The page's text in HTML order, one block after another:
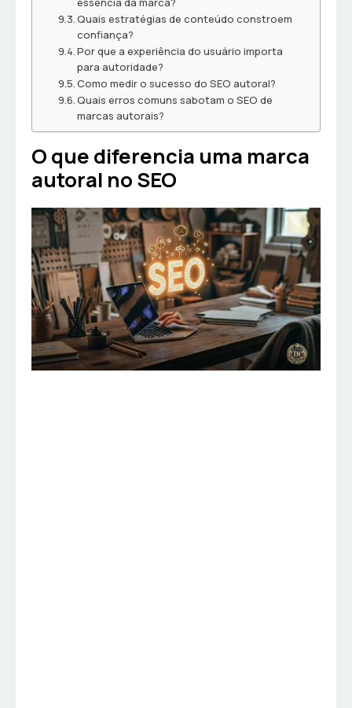
Quais estratégias de conteúdo constroem
confiança?
Por que a experiência do usuário importa
para autoridade?
Como medir o sucesso do SEO autoral?
Quais erros comuns sabotam o SEO de
marcas autorais?
O que diferencia uma marca
autoral no SEO